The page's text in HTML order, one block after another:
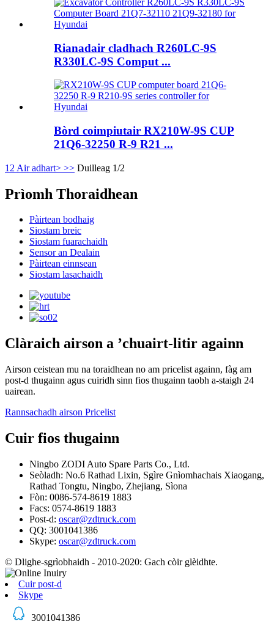
Rianadair cladhach R260LC-9S
R330LC-9S Comput ...
Bòrd coimpiutair RX210W-9S CUP
21Q6-32250 R-9 R21 ...
1 2 Air adhart> >> Duilleag 1/2
Prìomh Thoraidhean
Pàirtean bodhaig
Siostam breic
Siostam fuarachaidh
Sensor an Dealain
Pàirtean einnsean
Siostam lasachaidh
Clàraich airson a ’chuairt-litir againn
Airson ceistean mu na toraidhean no am pricelist againn, fàg am
post-d thugainn agus cuiridh sinn fios thugainn taobh a-staigh 24
uairean.
Rannsachadh airson Pricelist
Cuir fios thugainn
Ningbo ZODI Auto Spare Parts Co., Ltd.
Seòladh: No.6 Rathad Lixin, Sgìre Gnìomhachais Xiaogang,
Rathad Tongtu, Ningbo, Zhejiang, Sìona
Fòn: 0086-574-8619 1883
Facs: 0574-8619 1883
Post-d: oscar@zdtruck.com
QQ: 3001041386
Skype: oscar@zdtruck.com
© Dlighe-sgrìobhaidh - 2010-2020: Gach còir glèidhte.
Cuir post-d
Skype
3001041386